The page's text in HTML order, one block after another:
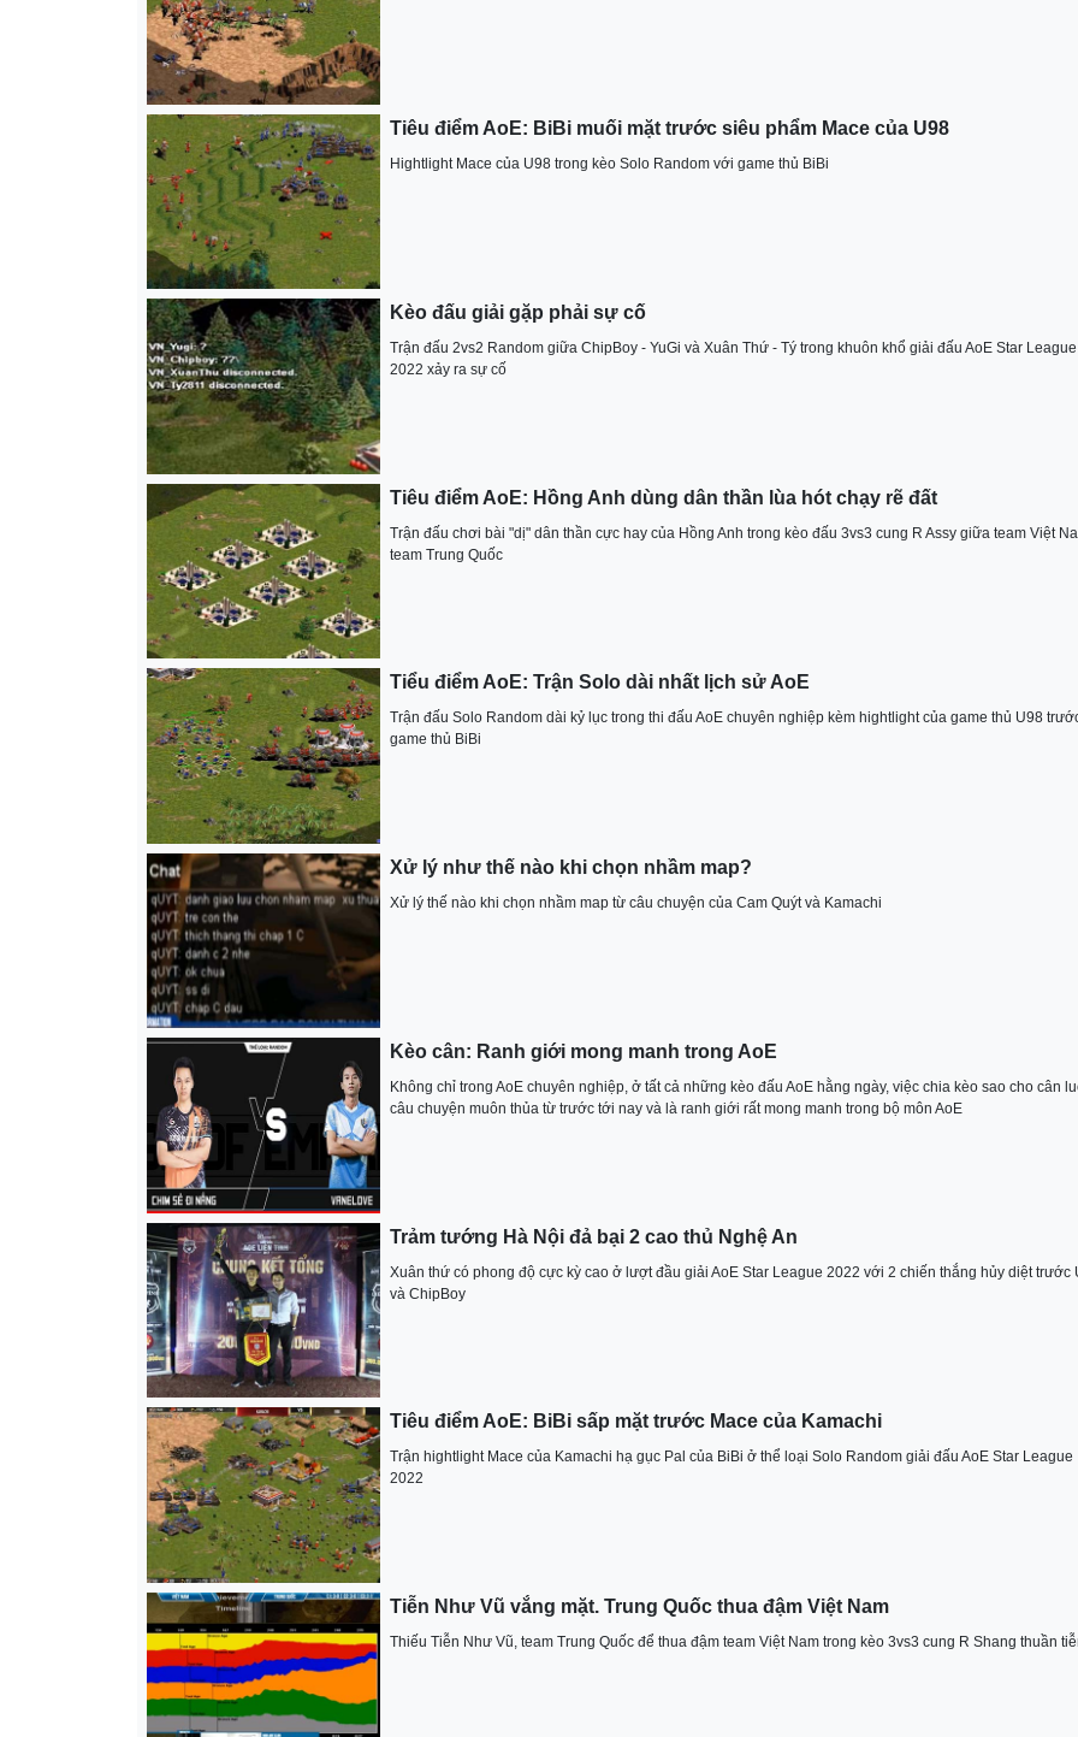
Tiêu điểm AoE: BiBi muối mặt trước siêu phẩm Mace của U98
Hightlight Mace của U98 trong kèo Solo Random với game thủ BiBi
Kèo đấu giải gặp phải sự cố
Trận đấu 2vs2 Random giữa ChipBoy - YuGi và Xuân Thứ - Tý trong khuôn khổ giải đấu AoE Star League
2022 xảy ra sự cố
Tiêu điểm AoE: Hồng Anh dùng dân thần lùa hót chạy rẽ đất
Trận đấu chơi bài "dị" dân thần cực hay của Hồng Anh trong kèo đấu 3vs3 cung R Assy giữa team Việt
team Trung Quốc
Tiểu điểm AoE: Trận Solo dài nhất lịch sử AoE
Trận đấu Solo Random dài kỷ lục trong thi đấu AoE chuyên nghiệp kèm hightlight của game thủ U98
game thủ BiBi
Xử lý như thế nào khi chọn nhầm map?
Xử lý thế nào khi chọn nhầm map từ câu chuyện của Cam Quýt và Kamachi
Kèo cân: Ranh giới mong manh trong AoE
Không chỉ trong AoE chuyên nghiệp, ở tất cả những kèo đấu AoE hằng ngày, việc chia kèo sao cho cân
câu chuyện muôn thủa từ trước tới nay và là ranh giới rất mong manh trong bộ môn AoE
Trảm tướng Hà Nội đả bại 2 cao thủ Nghệ An
Xuân thứ có phong độ cực kỳ cao ở lượt đầu giải AoE Star League 2022 với 2 chiến thắng hủy diệt trước
và ChipBoy
Tiêu điểm AoE: BiBi sấp mặt trước Mace của Kamachi
Trận hightlight Mace của Kamachi hạ gục Pal của BiBi ở thể loại Solo Random giải đấu AoE Star League
2022
Tiễn Như Vũ vắng mặt. Trung Quốc thua đậm Việt Nam
Thiếu Tiễn Như Vũ, team Trung Quốc để thua đậm team Việt Nam trong kèo 3vs3 cung R Shang thuần